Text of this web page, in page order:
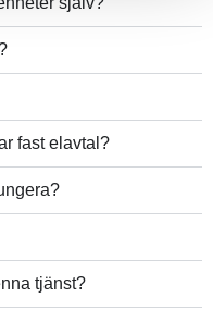
fast elavtal?
tjänst?